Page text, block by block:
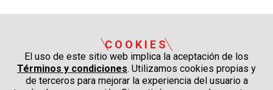
COOKIES
El uso de este sitio web implica la aceptación de los
Términos y condiciones. Utilizamos cookies propias y
de terceros para mejorar la experiencia del usuario a